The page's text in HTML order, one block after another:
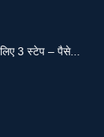
3 स्टेप – पैसे...